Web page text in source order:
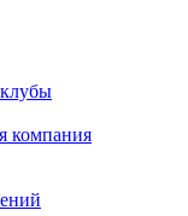
компания